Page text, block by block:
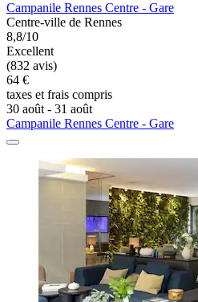
Campanile Rennes Centre - Gare
Centre-ville de Rennes
8,8/10
Excellent
(832 avis)
64 €
taxes et frais compris
30 août - 31 août
Campanile Rennes Centre - Gare